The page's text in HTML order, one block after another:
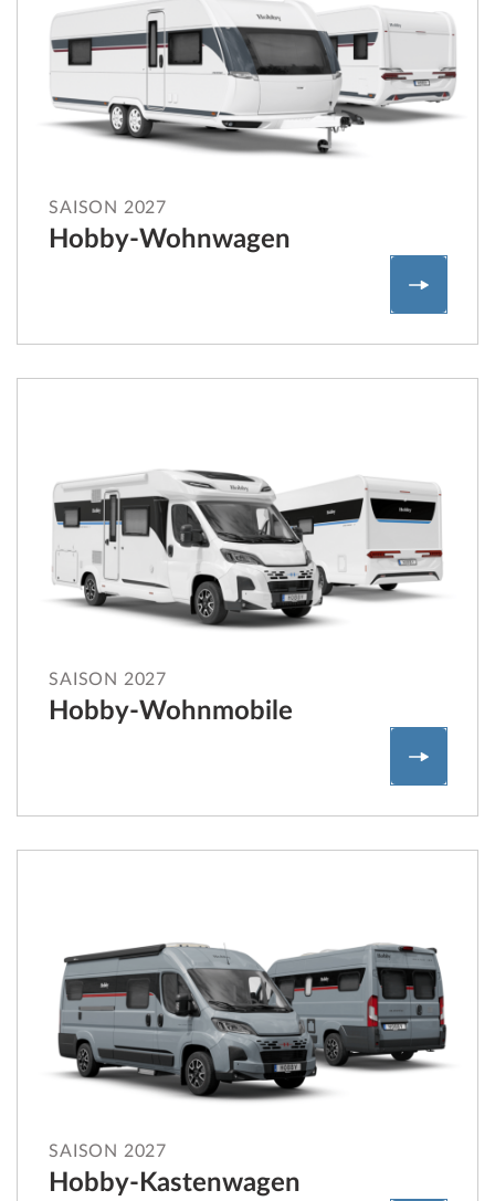
SAISON 2027
Hobby-Wohnwagen
Hobby-
SAISON 2027
Hobby-Wohnmobile
Hobby-
SAISON 2027
Hobby-Kastenwagen